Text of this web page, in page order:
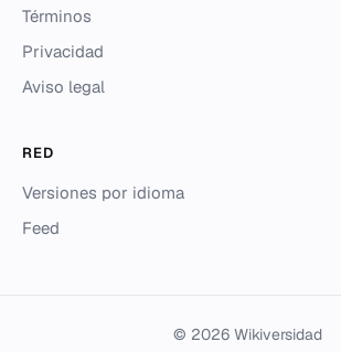
Términos
Privacidad
Aviso legal
RED
Versiones por idioma
Feed
© 2026 Wikiversidad